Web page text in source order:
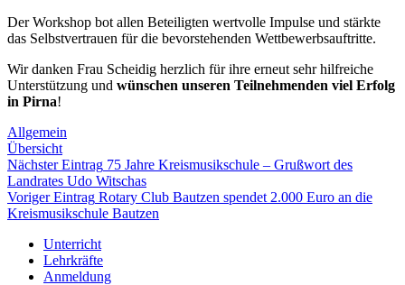
Der Workshop bot allen Beteiligten wertvolle Impulse und stärkte
das Selbstvertrauen für die bevorstehenden Wettbewerbsauftritte.
Wir danken Frau Scheidig herzlich für ihre erneut sehr hilfreiche
Unterstützung und wünschen unseren Teilnehmenden viel Erfolg
in Pirna!
Allgemein
Übersicht
Nächster Eintrag 75 Jahre Kreismusikschule – Grußwort des
Landrates Udo Witschas
Voriger Eintrag Rotary Club Bautzen spendet 2.000 Euro an die
Kreismusikschule Bautzen
Unterricht
Lehrkräfte
Anmeldung